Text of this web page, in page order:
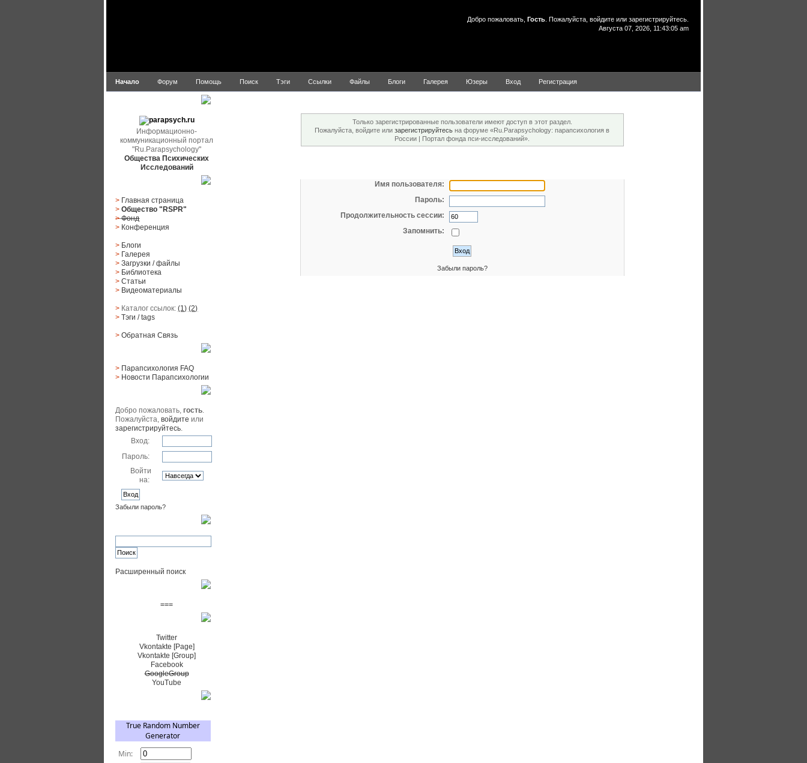
Добро пожаловать, Гость . Пожалуйста, войдите или зарегистрируйтесь
Августа 07, 2026, 11:43:05 am
Начало Форум Помощь Поиск Тэги Ссылки Файлы Блоги Галерея Юзеры Вход Регистрация
Информационно-
коммуникационный портал
"Ru.Parapsychology"
Общества Психических
Исследований
> Главная страница
> Общество "RSPR"
> Фонд
> Конференция
> Блоги
> Галерея
> Загрузки/файлы
> Библиотека
> Статьи
> Видеоматериалы
> Каталог ссылок:(1) (2)
> Тэги/ tags
> Обратная Cвязь
> Парапсихология FAQ
> Новости Парапсихологии
Добро пожаловать,гость.
Пожалуйста,войдите или
зарегистрируйтесь.
Вход:
Пароль:
Войти
на:
Забыли пароль?
Расширенный поиск
===
Twitter
Vkontakte [Page]
Vkontakte [Group]
Facebook
GoogleGroup
YouTube
Только зарегистрированные пользователи имеют доступ в этот раздел.
Пожалуйста, войдите или зарегистрируйтесь на форуме «Ru.Parapsychology: парапсихология в
России | Портал фонда пси-исследований».
Имя пользователя:
Пароль:
Продолжительность сессии:
Запомнить:
Забыли пароль?